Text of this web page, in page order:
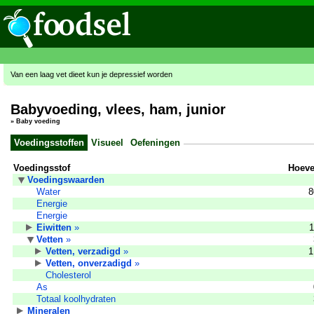
Van een laag vet dieet kun je depressief worden
Babyvoeding, vlees, ham, junior
» Baby voeding
Voedingsstoffen Visueel Oefeningen
Voedingsstof
Voedingswaarden
Water
Energie
Energie
Eiwitten »
Vetten »
Vetten, verzadigd »
Vetten, onverzadigd »
Cholesterol
As
Totaal koolhydraten
Mineralen